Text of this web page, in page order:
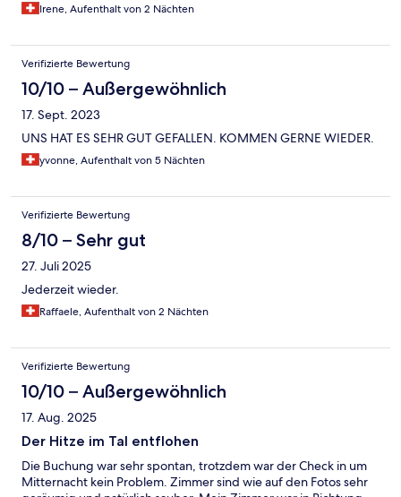
Irene, Aufenthalt von 2 Nächten
Verifizierte Bewertung
10/10 – Außergewöhnlich
17. Sept. 2023
UNS HAT ES SEHR GUT GEFALLEN. KOMMEN GERNE WIEDER.
yvonne, Aufenthalt von 5 Nächten
Verifizierte Bewertung
8/10 – Sehr gut
27. Juli 2025
Jederzeit wieder.
Raffaele, Aufenthalt von 2 Nächten
Verifizierte Bewertung
10/10 – Außergewöhnlich
17. Aug. 2025
Der Hitze im Tal entflohen
Die Buchung war sehr spontan, trotzdem war der Check in um
Mitternacht kein Problem. Zimmer sind wie auf den Fotos sehr